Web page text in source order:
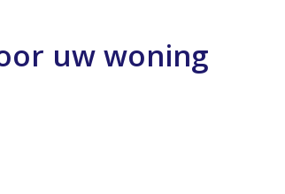
uw woning